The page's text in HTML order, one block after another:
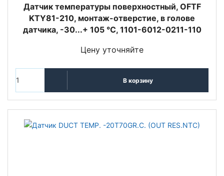
Датчик температуры поверхностный, OFTF
KTY81-210, монтаж-отверстие, в голове
датчика, -30...+ 105 °C, 1101-6012-0211-110
Цену уточняйте
В корзину